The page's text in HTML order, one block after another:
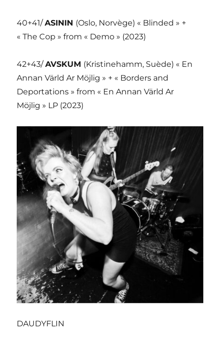
40+41/ASININ (Oslo, Norvège) « Blinded » +
« The Cop » from « Demo » (2023)
42+43/AVSKUM (Kristinehamm, Suède) « En
Annan Värld Ar Möjlig » + « Borders and
Deportations » from « En Annan Värld Ar
Möjlig » LP (2023)
DAUDYFLIN